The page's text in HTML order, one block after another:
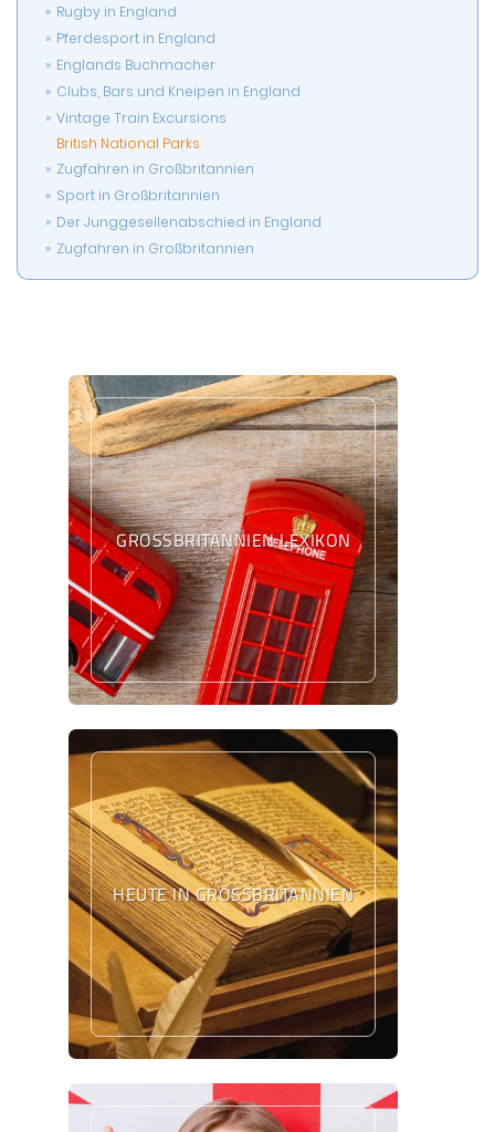
Rugby in England
Pferdesport in England
Englands Buchmacher
Clubs, Bars und Kneipen in England
Vintage Train Excursions
British National Parks
Zugfahren in Großbritannien
Sport in Großbritannien
Der Junggesellenabschied in England
Zugfahren in Großbritannien
GROSSBRITANNIEN LEXIKON
HEUTE IN GROSSBRITANNIEN